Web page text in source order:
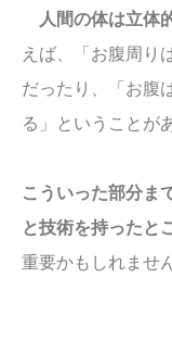
人間の体は立体
えば、「お腹周り
だったり、「お腹
る」ということが
こういった部分ま
と技術を持ったと
重要かもしれません